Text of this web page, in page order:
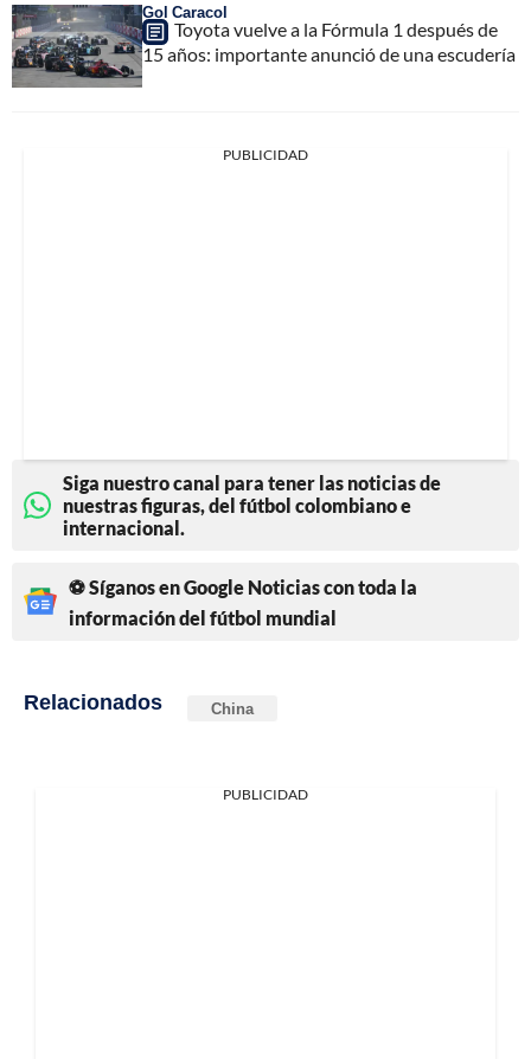
Gol Caracol
Toyota vuelve a la Fórmula 1 después de
15 años: importante anunció de una escudería
PUBLICIDAD
Siga nuestro canal para tener las noticias de
nuestras figuras, del fútbol colombiano e
internacional.
⚽ Síganos en Google Noticias con toda la
información del fútbol mundial
Relacionados China
PUBLICIDAD